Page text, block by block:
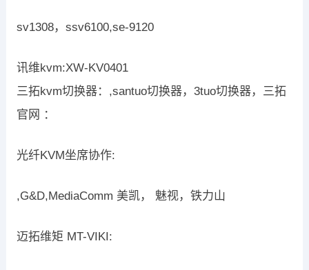
sv1308，ssv6100,se-9120
讯维kvm:XW-KV0401
三拓kvm切换器：,santuo切换器，3tuo切换器，三拓
官网 ：
光纤KVM坐席协作:
,G&D,MediaComm 美凯， 魅视，铁力山
迈拓维矩 MT-VIKI: